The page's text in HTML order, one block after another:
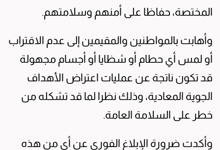
المختصة، حفاظا على أمنهم وسلامتهم.
وأهابت بالمواطنين والمقيمين إلى عدم الاقتراب
أو لمس أي حطام أو شظايا أو أجسام مجهولة
قد تكون ناتجة عن عمليات اعتراض الأهداف
الجوية المعادية، وذلك نظرا لما قد تشكله من
خطر على السلامة العامة.
وأكدت ضرورة الإبلاغ الفوري عن أي من هذه